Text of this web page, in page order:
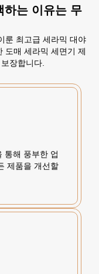
하는 이유는 무
룬 최고급 세라믹 대야
도매 세라믹 세면기 제
장합니다.
통해 풍부한 업
제품을 개선할